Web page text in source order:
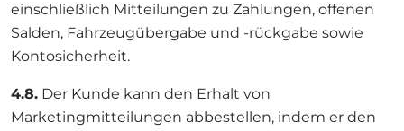
einschließlich Mitteilungen zu Zahlungen, offenen
Salden, Fahrzeugübergabe und -rückgabe sowie
Kontosicherheit.
4.8. Der Kunde kann den Erhalt von
Marketingmitteilungen abbestellen, indem er den